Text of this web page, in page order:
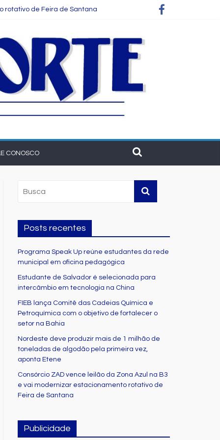
rotativo de Feira de Santana
o setor na Bahia
aponta Etene
CONOSCO
Posts recentes
Programa Speak Up reúne estudantes da rede
municipal em oficina pedagógica
Estudante de Salvador é selecionada para
intercâmbio em tecnologia na China
FIEB lança Comitê das Cadeias Química e
Petroquímica com o objetivo de fortalecer o
setor na Bahia
Nordeste deve produzir mais de 1 milhão de
toneladas de algodão pela primeira vez,
aponta Etene
Consórcio ZAD vence leilão da Zona Azul na B3
e vai modernizar estacionamento rotativo de
Feira de Santana
Publicidade